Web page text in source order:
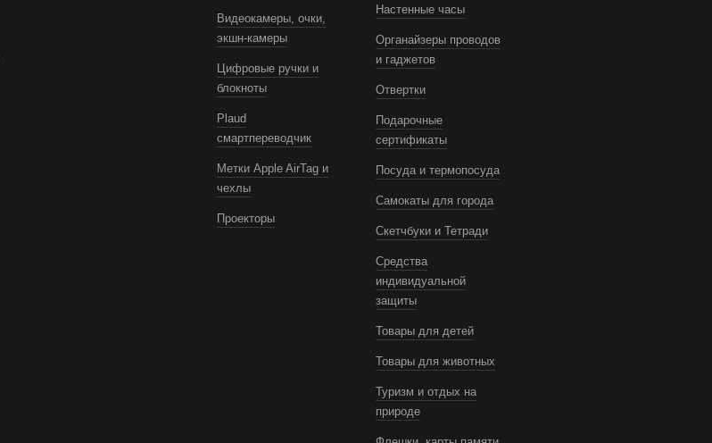
Видеокамеры, очки,
экшн-камеры
Цифровые ручки и
блокноты
Plaud
смартпереводчик
Метки Apple AirTag и
чехлы
Проекторы
Настенные часы
Органайзеры проводов
и гаджетов
Отвертки
Подарочные
сертификаты
Посуда и термопосуда
Самокаты для города
Скетчбуки и Тетради
Средства
индивидуальной
защиты
Товары для детей
Товары для животных
Туризм и отдых на
природе